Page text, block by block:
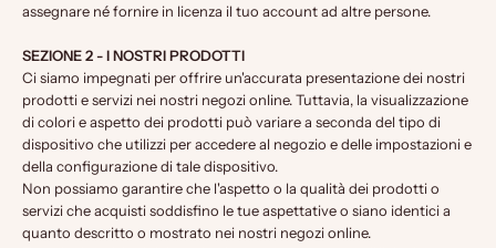
assegnare né fornire in licenza il tuo account ad altre persone.
SEZIONE 2 - I NOSTRI PRODOTTI
Ci siamo impegnati per offrire un'accurata presentazione dei nostri
prodotti e servizi nei nostri negozi online. Tuttavia, la visualizzazione
di colori e aspetto dei prodotti può variare a seconda del tipo di
dispositivo che utilizzi per accedere al negozio e delle impostazioni e
della configurazione di tale dispositivo.
Non possiamo garantire che l'aspetto o la qualità dei prodotti o
servizi che acquisti soddisfino le tue aspettative o siano identici a
quanto descritto o mostrato nei nostri negozi online.